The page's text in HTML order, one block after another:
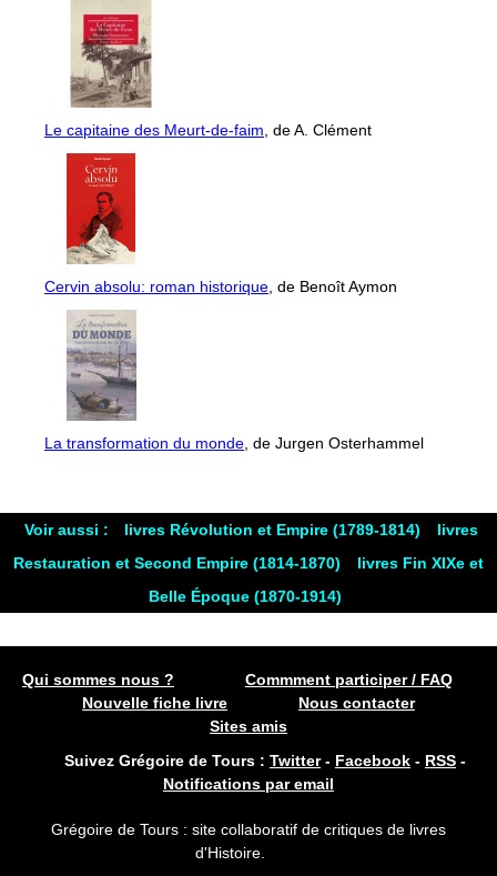
Le capitaine des Meurt-de-faim , de A. Clément
Cervin absolu: roman historique , de Benoît Aymon
La transformation du monde , de Jurgen Osterhammel
Voir aussi : livres Révolution et Empire (1789-1814)
livres
Restauration et Second Empire (1814-1870)
livres Fin XIXe et
Belle Époque (1870-1914)
Qui sommes nous ?
Commment participer / FAQ
Nouvelle fiche livre
Nous contacter
Sites amis
Suivez Grégoire de Tours : Twitter- Facebook - RSS -
Notifications par email
Grégoire de Tours : site collaboratif de critiques de livres
d'Histoire.